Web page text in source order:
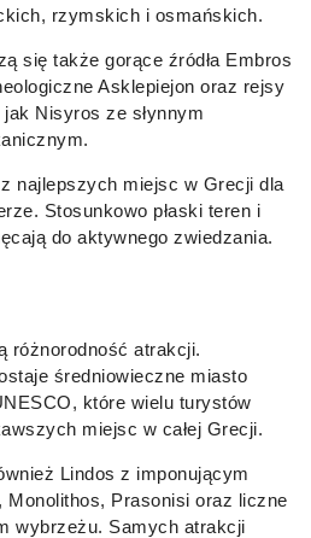
rzymskich i osmańskich.
się także gorące źródła Embros
Asklepiejon oraz rejsy
Nisyros ze słynnym
najlepszych miejsc w Grecji dla
Stosunkowo płaski teren i
do aktywnego zwiedzania.
różnorodność atrakcji.
średniowieczne miasto
które wielu turystów
miejsc w całej Grecji.
Lindos z imponującym
Monolithos, Prasonisi oraz liczne
wybrzeżu. Samych atrakcji